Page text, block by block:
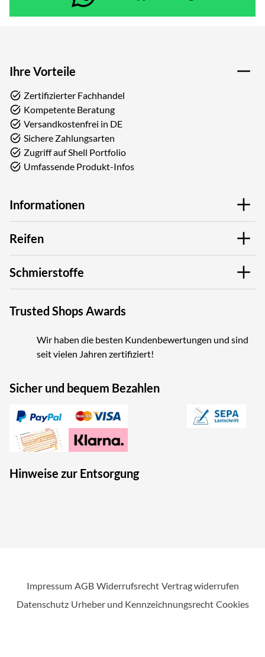
Ihre Vorteile
Zertifizierter Fachhandel
Kompetente Beratung
Versandkostenfrei in DE
Sichere Zahlungsarten
Zugriff auf Shell Portfolio
Umfassende Produkt-Infos
Informationen
Reifen
Schmierstoffe
Trusted Shops Awards
Wir haben die besten Kundenbewertungen und sind
seit vielen Jahren zertifiziert!
Sicher und bequem Bezahlen
Hinweise zur Entsorgung
Impressum AGB Widerrufsrecht Vertrag widerrufen
Datenschutz Urheber und Kennzeichnungsrecht Cookies